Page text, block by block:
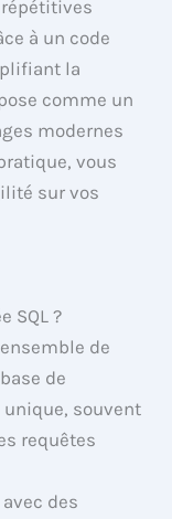
à un code
la
comme un
modernes
vous
sur vos
SQL ?
de
de
souvent
requêtes
des